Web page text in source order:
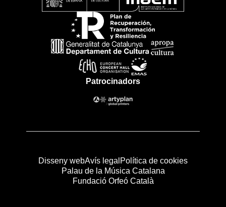
Patrocinadors
Disseny webAvís legal Política de cookies
Palau de la Música Catalana
Fundació Orfeó Català